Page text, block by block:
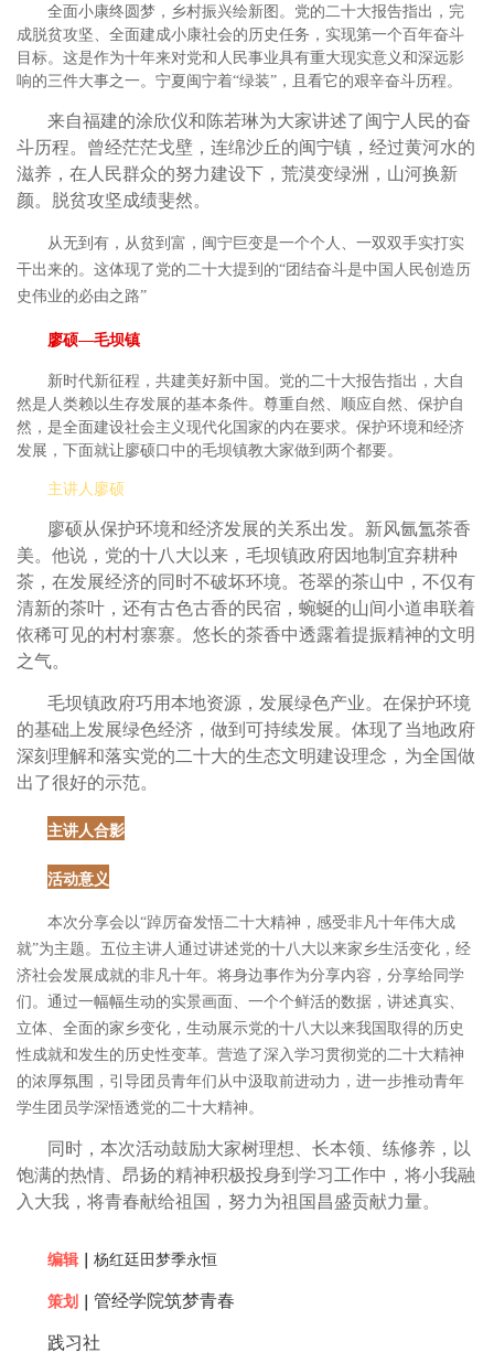
全面小康终圆梦，乡村振兴绘新图。 党的二十大报告指出，完
成脱贫攻坚、全面建成小康社会的历史任务，实现第一个百年奋斗
目标。这是作为十年来对党和人民事业具有重大现实意义和深远影
响的三件大事之一。宁夏闽宁着“绿装”，且看它的艰辛奋斗历程。
来自福建的涂欣仪和陈若琳为大家讲述了闽宁人民的奋
斗历程。曾经茫茫戈壁，连绵沙丘的闽宁镇，经过黄河水的
滋养，在人民群众的努力建设下，荒漠变绿洲，山河换新
颜。脱贫攻坚成绩斐然。
从无到有，从贫到富，闽宁巨变是一个个人、一双双手实打实
干出来的。这体现了党的二十大提到的“团结奋斗是中国人民创造历
史伟业的必由之路”
廖硕—毛坝镇
新时代新征程，共建美好新中国。党的二十大报告指出，大自
然是人类赖以生存发展的基本条件。尊重自然、顺应自然、保护自
然，是全面建设社会主义现代化国家的内在要求。保护环境和经济
发展，下面就让廖硕口中的毛坝镇教大家做到两个都要。
主讲人廖硕
廖硕从保护环境和经济发展的关系出发。新风氤氲茶香
美。他说，党的十八大以来，毛坝镇政府因地制宜弃耕种
茶，在发展经济的同时不破坏环境。苍翠的茶山中，不仅有
清新的茶叶，还有古色古香的民宿，蜿蜒的山间小道串联着
依稀可见的村村寨寨。悠长的茶香中透露着提振精神的文明
之气。
毛坝镇政府巧用本地资源，发展绿色产业。在保护环境
的基础上发展绿色经济，做到可持续发展。体现了当地政府
深刻理解和落实党的二十大的生态文明建设理念，为全国做
出了很好的示范。
主讲人合影
活动意义
本次分享会以“踔厉奋发悟二十大精神，感受非凡十年伟大成
就”为主题。五位主讲人通过讲述党的十八大以来家乡生活变化，经
济社会发展成就的非凡十年。将身边事作为分享内容，分享给同学
们。通过一幅幅生动的实景画面、一个个鲜活的数据，讲述真实、
立体、全面的家乡变化，生动展示党的十八大以来我国取得的历史
性成就和发生的历史性变革。营造了深入学习贯彻党的二十大精神
的浓厚氛围，引导团员青年们从中汲取前进动力，进一步推动青年
学生团员学深悟透党的二十大精神。
同时，本次活动鼓励大家树理想、长本领、练修养，以
饱满的热情、昂扬的精神积极投身到学习工作中，将小我融
入大我，将青春献给祖国，努力为祖国昌盛贡献力量。
编辑 杨红廷 田梦季永恒
策划 管经学院筑梦青春
践习社